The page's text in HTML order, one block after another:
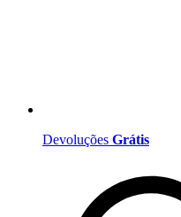
Devoluções Grátis